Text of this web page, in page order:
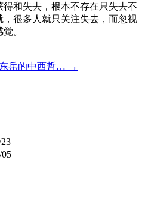
和失去，根本不存在只失去不
很多人就只关注失去，而忽视
。
岳的中西哲… →
05